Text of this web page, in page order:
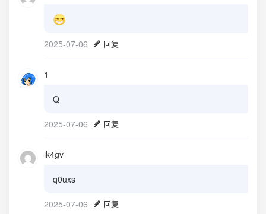
2025-07-06 回复
1
Q
2025-07-06 回复
ik4gv
q0uxs
2025-07-06 回复